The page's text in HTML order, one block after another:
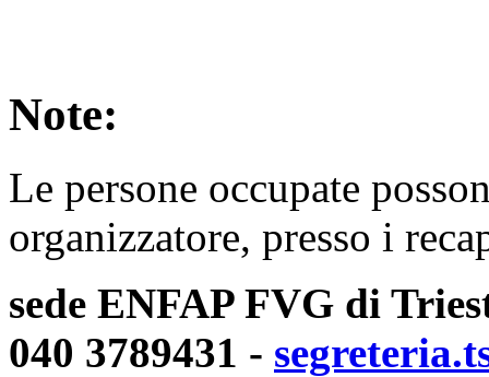
Note:
Le persone occupate
organizzatore, presso i
sede ENFAP FVG di
040 3789431 -